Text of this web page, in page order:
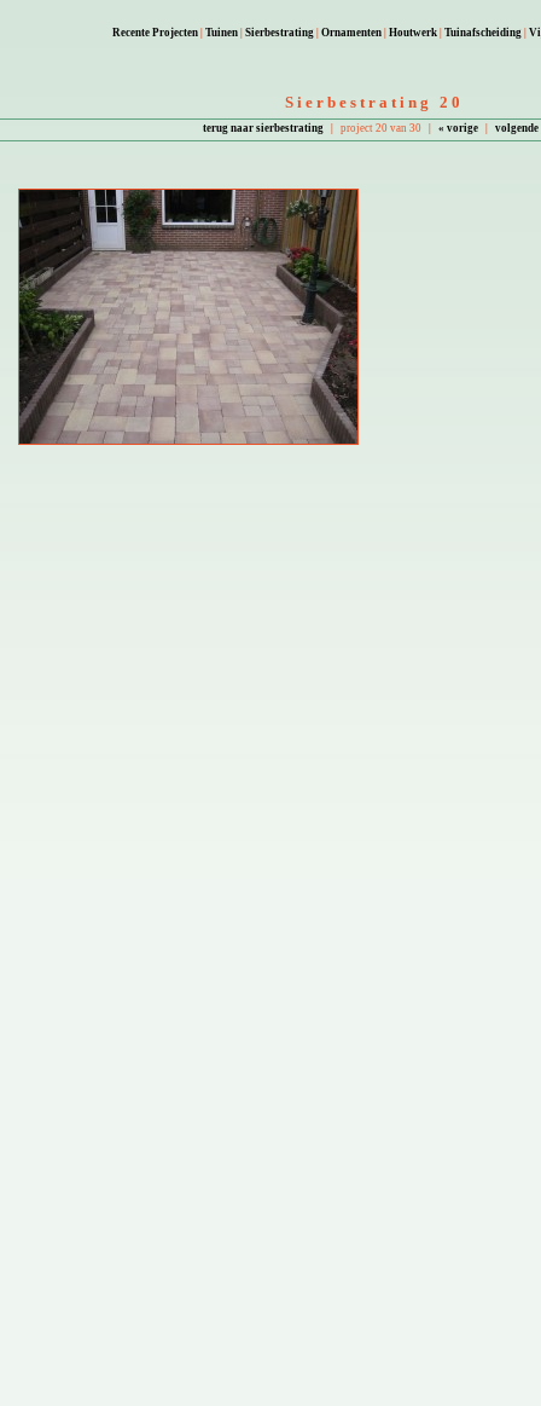
Recente Projecten Tuinen Sierbestrating Ornamenten Houtwerk Tuinafscheiding
Sierbestrating 20
terug naar sierbestrating| project 20 van 30| « vorige| volgende